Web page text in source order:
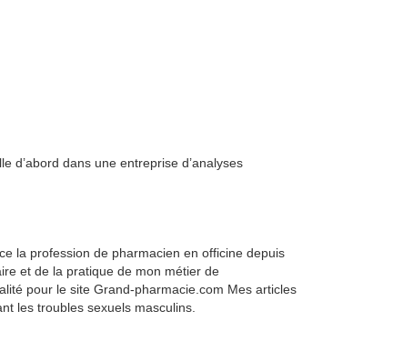
d’abord dans une entreprise d’analyses
la profession de pharmacien en officine depuis
et de la pratique de mon métier de
pour le site Grand-pharmacie.com Mes articles
les troubles sexuels masculins.